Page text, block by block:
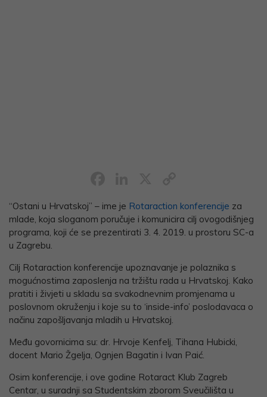
Link
“Ostani u Hrvatskoj” – ime je Rotaraction konferencije za
mlade, koja sloganom poručuje i komunicira cilj ovogodišnjeg
programa, koji će se prezentirati 3. 4. 2019. u prostoru SC-a
u Zagrebu.
Cilj Rotaraction konferencije upoznavanje je polaznika s
mogućnostima zaposlenja na tržištu rada u Hrvatskoj. Kako
pratiti i živjeti u skladu sa svakodnevnim promjenama u
poslovnom okruženju i koje su to ‘inside-info’ poslodavaca o
načinu zapošljavanja mladih u Hrvatskoj.
Među govornicima su: dr. Hrvoje Kenfelj, Tihana Hubicki,
docent Mario Žgelja, Ognjen Bagatin i Ivan Paić.
Osim konferencije, i ove godine Rotaract Klub Zagreb
Centar, u suradnji sa Studentskim zborom Sveučilišta u